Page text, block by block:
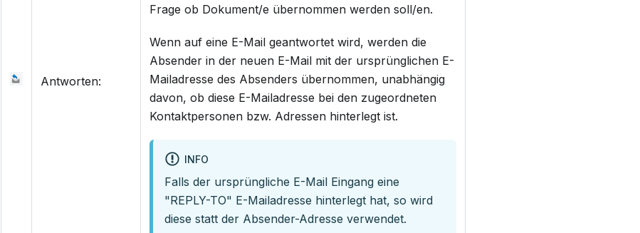
Antworten:
Frage ob Dokument/e übernommen werden soll/en.
Wenn auf eine E-Mail geantwortet wird, werden die
Absender in der neuen E-Mail mit der ursprünglichen E-
Mailadresse des Absenders übernommen, unabhängig
davon, ob diese E-Mailadresse bei den zugeordneten
Kontaktpersonen bzw. Adressen hinterlegt ist.
INFO
Falls der ursprüngliche E-Mail Eingang eine
"REPLY-TO" E-Mailadresse hinterlegt hat, so wird
diese statt der Absender-Adresse verwendet.